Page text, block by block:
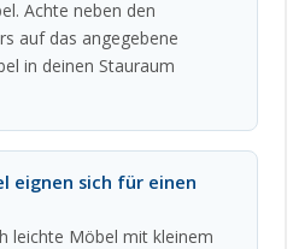
Achte neben den
auf das angegebene
in deinen Stauraum
eignen sich für einen
leichte Möbel mit kleinem